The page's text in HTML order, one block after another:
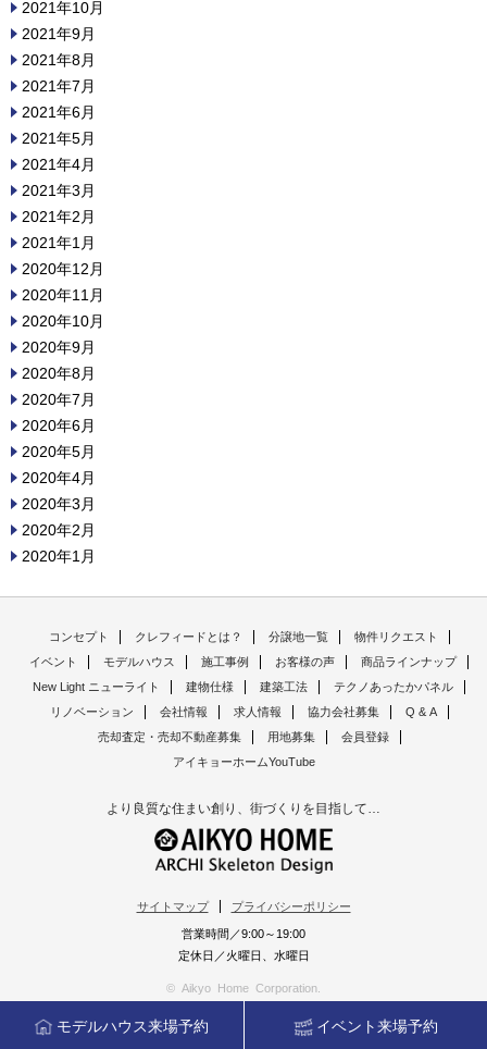
2021年10月
2021年9月
2021年8月
2021年7月
2021年6月
2021年5月
2021年4月
2021年3月
2021年2月
2021年1月
2020年12月
2020年11月
2020年10月
2020年9月
2020年8月
2020年7月
2020年6月
2020年5月
2020年4月
2020年3月
2020年2月
2020年1月
コンセプト クレフィードとは？ 分譲地一覧
物件リクエスト
イベント
モデルハウス 施工事例 お客様の声
商品ラインナップ
New Light ニューライト
建物仕様 建築工法
テクノあったかパネル
リノベーション
会社情報 求人情報 協力会社募集
Q & A
売却査定・売却不動産募集
用地募集
会員登録
アイキョーホームYouTube
より良質な住まい創り、街づくりを目指して…
サイトマップ プライバシーポリシー
営業時間／9:00～19:00
定休日／火曜日、水曜日
© Aikyo Home Corporation.
モデルハウス来場予約 イベント来場予約